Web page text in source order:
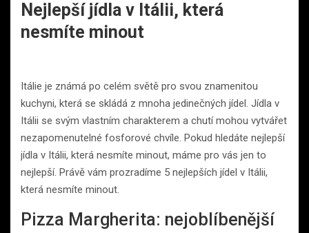
Nejlepší jídla v Itálii, která
nesmíte minout
Itálie je známá po celém světě pro svou znamenitou
kuchyni, která se skládá z mnoha jedinečných jídel. Jídla v
Itálii se svým vlastním charakterem a chutí mohou vytvářet
nezapomenutelné fosforové chvíle. Pokud hledáte nejlepší
jídla v Itálii, která nesmíte minout, máme pro vás jen to
nejlepší. Právě vám prozradíme 5 nejlepších jídel v Itálii,
která nesmíte minout.
Pizza Margherita: nejoblíbenější